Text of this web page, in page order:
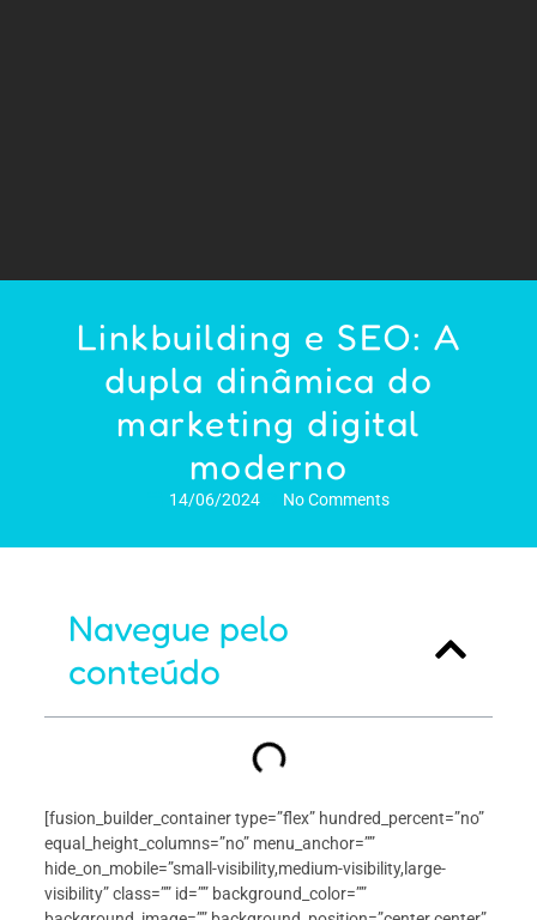
Linkbuilding e SEO: A
dupla dinâmica do
marketing digital
moderno
14/06/2024 No Comments
Navegue pelo
conteúdo
[fusion_builder_container type=”flex” hundred_percent=”no”
equal_height_columns=”no” menu_anchor=””
hide_on_mobile=”small-visibility,medium-visibility,large-
visibility” class=”” id=”” background_color=””